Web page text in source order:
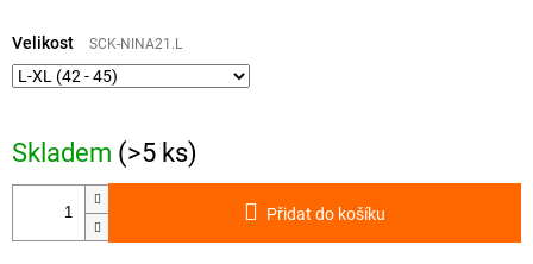
cena:
Skladem (>5 ks)
Velikost SCK-NINA21.L
Přidat do košíku